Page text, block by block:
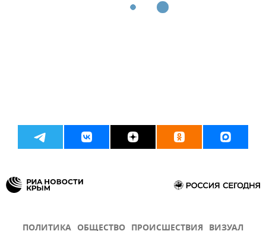
ПОЛИТИКА ОБЩЕСТВО ПРОИСШЕСТВИЯ ВИЗУАЛ